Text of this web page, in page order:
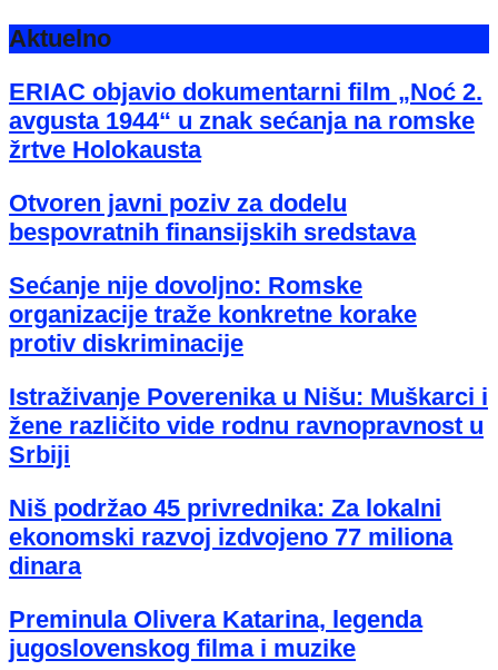
Aktuelno
ERIAC objavio dokumentarni film „Noć 2.
avgusta 1944“ u znak sećanja na romske
žrtve Holokausta
Otvoren javni poziv za dodelu
bespovratnih finansijskih sredstava
Sećanje nije dovoljno: Romske
organizacije traže konkretne korake
protiv diskriminacije
Istraživanje Poverenika u Nišu: Muškarci i
žene različito vide rodnu ravnopravnost u
Srbiji
Niš podržao 45 privrednika: Za lokalni
ekonomski razvoj izdvojeno 77 miliona
dinara
Preminula Olivera Katarina, legenda
jugoslovenskog filma i muzike